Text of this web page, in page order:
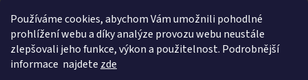
Používáme cookies, abychom Vám umožnili pohodlné
prohlížení webu a díky analýze provozu webu neustále
zlepšovali jeho funkce, výkon a použitelnost. Podrobnější
informace najdete zde
Facebook